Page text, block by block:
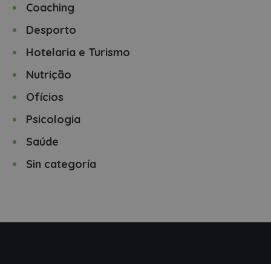
Coaching
Desporto
Hotelaria e Turismo
Nutrição
Ofícios
Psicologia
Saúde
Sin categoría